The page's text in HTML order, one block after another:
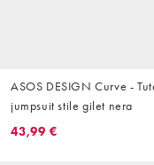
ASOS DESIGN Curve -
jumpsuit stile gilet nera
43,99 €